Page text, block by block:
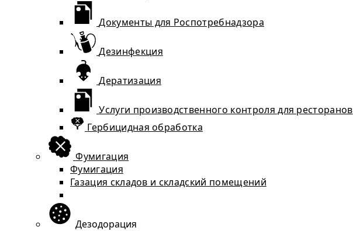
Документы для Роспотребнадзора
Дезинфекция
Дератизация
Услуги производственного контроля для ресторанов
Гербицидная обработка
Фумигация
Фумигация
Газация складов и складский помещений
Дезодорация